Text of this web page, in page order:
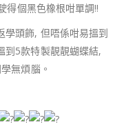
得個黑色橡根咁單調!!
學頭飾, 但唔係咁易搵到
到5款特製靚靚蝴蝶結,
無煩腦。